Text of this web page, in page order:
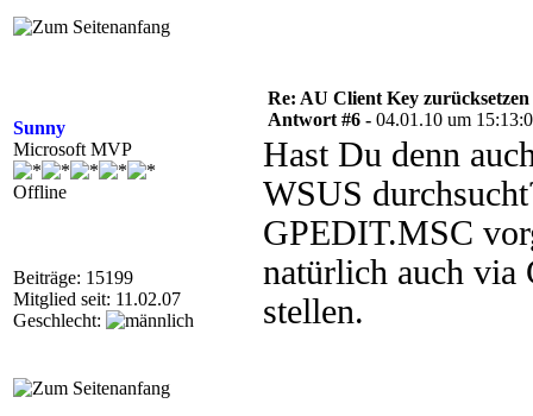
Sunny
Microsoft MVP
Offline
Beiträge: 15199
Mitglied seit: 11.02.07
Geschlecht:
Re: AU Client Key zurücksetzen
Antwort #6 - 04.01.10 um
Hast Du denn
WSUS
GPEDIT.MSC
natürlich auch
stellen.